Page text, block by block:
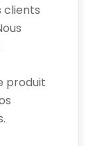
clients
produit